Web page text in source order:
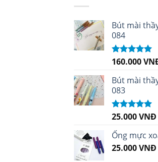
Bút mài
084
Được xếp
sao
160.000
Bút mài
083
Được xếp
sao
25.000VNĐ
Ống mực
25.000VNĐ